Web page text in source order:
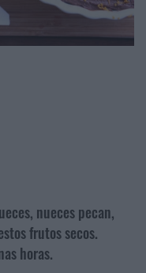
nueces pecan,
frutos secos.
horas.